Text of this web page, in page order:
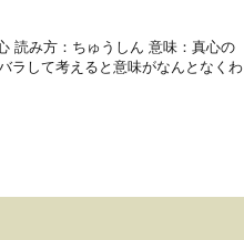
読み方：ちゅうしん 意味：真心の
ラして考えると意味がなんとなくわ